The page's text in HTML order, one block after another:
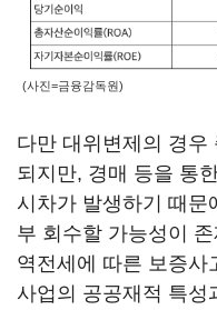
(사진=금융감독원)
다만 대위변제의 경우
되지만, 경매 등을 통
시차가 발생하기 때문
부 회수할 가능성이
역전세에 따른 보증사
사업의 공공재적 특성